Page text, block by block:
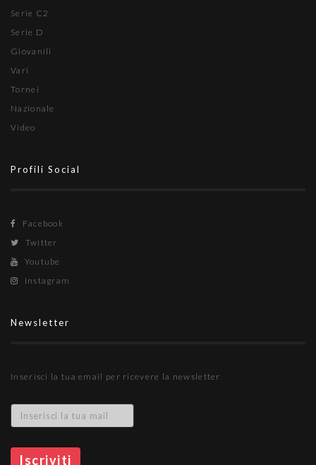
Serie C2
Serie D
Giovanili
Vari
Tornei
Nazionale
Video
Profili Social
Facebook
Twitter
Youtube
Instagram
Newsletter
Inserisci la tua email per ricevere la newsletter